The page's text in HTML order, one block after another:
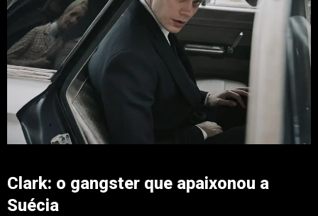
Clark: o gangster que apaixonou a
Suécia